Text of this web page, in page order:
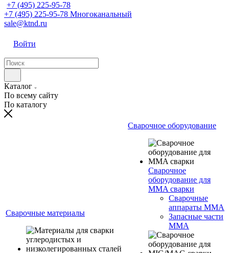
+7 (495) 225-95-78
+7 (495) 225-95-78 Многоканальный
sale@ktnd.ru
Войти
Каталог
По всему сайту
По каталогу
Сварочные материалы
Сварочное оборудование
Сварочное
оборудование для
MMA сварки
Сварочные
аппараты MMA
Запасные части
MMA